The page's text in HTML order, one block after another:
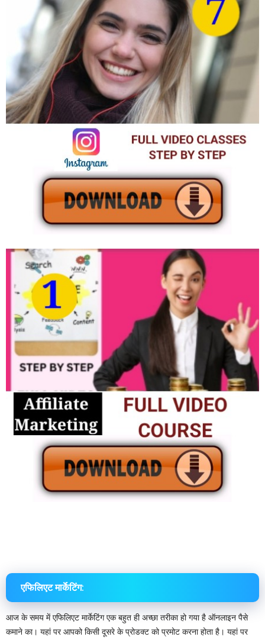
एफिलिएट मार्केटिंग:
आज के समय में एफिलिएट मार्केटिंग एक बहुत ही अच्छा तरीका हो गया है ऑनलाइन पैसे
कमाने का। यहां पर आपको किसी दूसरे के प्रोडक्ट को प्रमोट करना होता है। यहां पर